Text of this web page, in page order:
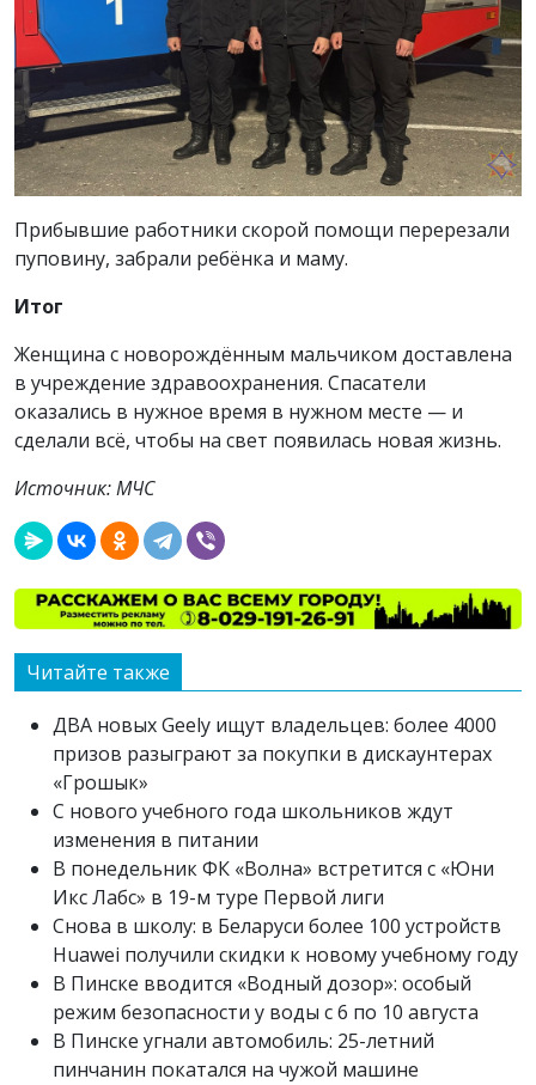
Прибывшие работники скорой помощи перерезали
пуповину, забрали ребёнка и маму.
Итог
Женщина с новорождённым мальчиком доставлена
в учреждение здравоохранения. Спасатели
оказались в нужное время в нужном месте — и
сделали всё, чтобы на свет появилась новая жизнь.
Источник: МЧС
Читайте также
ДВА новых Geely ищут владельцев: более 4000
призов разыграют за покупки в дискаунтерах
«Грошык»
С нового учебного года школьников ждут
изменения в питании
В понедельник ФК «Волна» встретится с «Юни
Икс Лабс» в 19-м туре Первой лиги
Снова в школу: в Беларуси более 100 устройств
Huawei получили скидки к новому учебному году
В Пинске вводится «Водный дозор»: особый
режим безопасности у воды с 6 по 10 августа
В Пинске угнали автомобиль: 25-летний
пинчанин покатался на чужой машине